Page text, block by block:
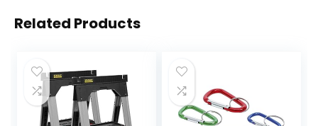
Related Products